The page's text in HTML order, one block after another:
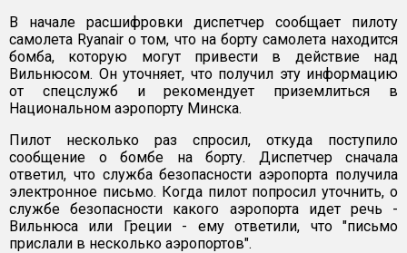
В начале расшифровки диспетчер сообщает пилоту
самолета Ryanair о том, что на борту самолета находится
бомба, которую могут привести в действие над
Вильнюсом. Он уточняет, что получил эту информацию
от спецслужб и рекомендует приземлиться в
Национальном аэропорту Минска.
Пилот несколько раз спросил, откуда поступило
сообщение о бомбе на борту. Диспетчер сначала
ответил, что служба безопасности аэропорта получила
электронное письмо. Когда пилот попросил уточнить, о
службе безопасности какого аэропорта идет речь -
Вильнюса или Греции - ему ответили, что "письмо
прислали в несколько аэропортов".